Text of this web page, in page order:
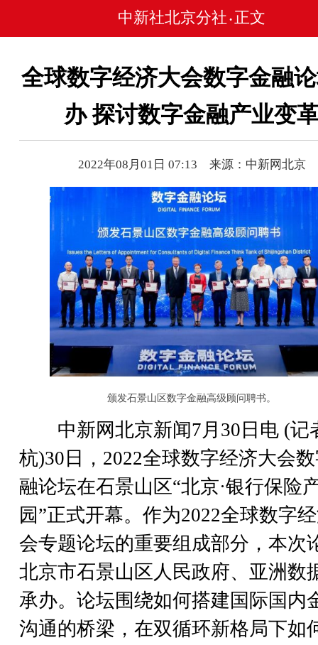
中新社北京分社 • 正文
全球数字经济大会数字金融
办 探讨数字金融产业变
2022年08月01日 07:13 来源：中新网北京
颁发石景山区数字金融高级顾问聘书。
中新网北京新闻7月30日电 (记
杭)30日，2022全球数字经济大会
融论坛在石景山区“北京·银行保险
园”正式开幕。作为2022全球数字
会专题论坛的重要组成部分，本次
北京市石景山区人民政府、亚洲数
承办。论坛围绕如何搭建国际国内
沟通的桥梁，在双循环新格局下如